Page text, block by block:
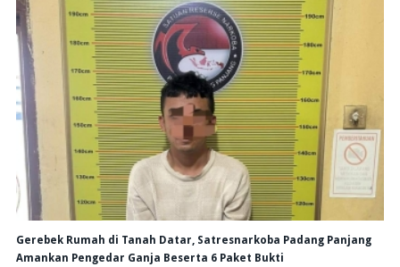
Gerebek Rumah di Tanah Datar, Satresnarkoba Padang Panjang
Amankan Pengedar Ganja Beserta 6 Paket Bukti